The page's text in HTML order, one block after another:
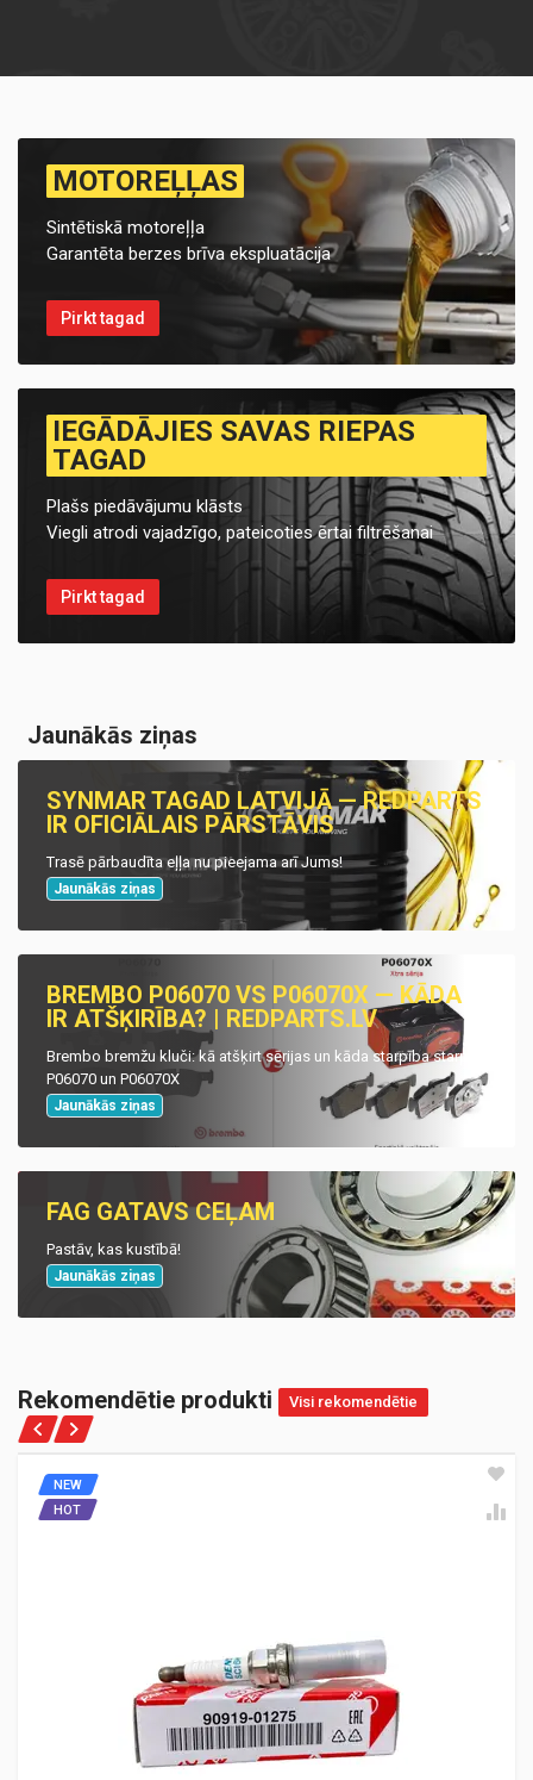
MOTOREĻĻAS
Sintētiskā motoreļļa
Garantēta berzes brīva ekspluatācija
Pirkt tagad
IEGĀDĀJIES SAVAS RIEPAS
TAGAD
Plašs piedāvājumu klāsts
Viegli atrodi vajadzīgo, pateicoties ērtai filtrēšanai
Pirkt tagad
Jaunākās ziņas
SYNMAR TAGAD LATVIJĀ — REDPARTS
IR OFICIĀLAIS PĀRSTĀVIS
Trasē pārbaudīta eļļa nu pieejama arī Jums!
Jaunākās ziņas
BREMBO P06070 VS P06070X — KĀDA
IR ATŠĶIRĪBA? | REDPARTS.LV
Brembo bremžu kluči: kā atšķirt sērijas un kāda starpība starp
P06070 un P06070X
Jaunākās ziņas
FAG GATAVS CEĻAM
Pastāv, kas kustībā!
Jaunākās ziņas
Rekomendētie produkti Visi rekomendētie
NEW
HOT